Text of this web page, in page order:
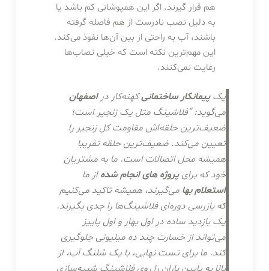
هم قرار گیرند. اگر این همپوشانی کم باشد یا
به دلیل نصب نادرست از هم فاصله گرفته
باشند، آب به راحتی از بین آن‌ها نفوذ می‌کند.
این مهم‌ترین نکته است که خیلی نصاب‌ها
رعایت نمی‌کنند.
یکپیمانکار ساختمانیکهنه‌کار دراصفهان
می‌گوید: “فلاشینگ مثل یک زنجیر است؛
ضعیف‌ترین حلقه‌اش مقاومت کل زنجیر را
تعیین می‌کند. ضعیف‌ترین حلقه تقریبا
همیشه محل اتصالات است. ما به مشتریان
خود که برایپروژه های انجام شدهاز ما
استعلام بها می‌گیرند، همیشه تاکید می‌کنیم
که بازرسی دوره‌ای فلاشینگ‌ها را جدی بگیرند.
یک بازدید ساده در اول بهار و اول پاییز
می‌تواند از خسارت چند ده میلیونی جلوگیری
کند. ما برای تست نهایی، با یک شلنگ آب، از
بالا به پایین باران را روی فلاشینگ شبیه‌سازی